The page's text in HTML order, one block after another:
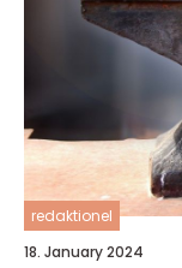
redaktionel
18. January 2024